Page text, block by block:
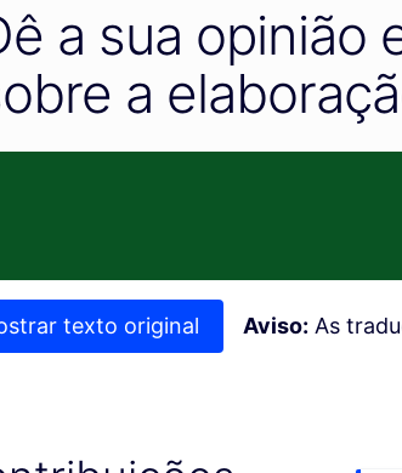
a sua opinião
a
texto original Aviso: As